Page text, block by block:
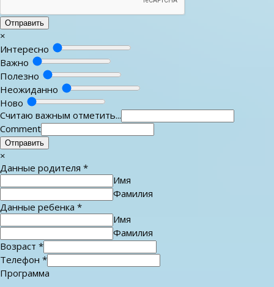
Отправить
×
Интересно
Важно
Полезно
Неожиданно
Ново
Считаю важным отметить...
Comment
Отправить
×
Данные родителя *
Имя
Фамилия
Данные ребенка *
Имя
Фамилия
Возраст *
Телефон *
Программа